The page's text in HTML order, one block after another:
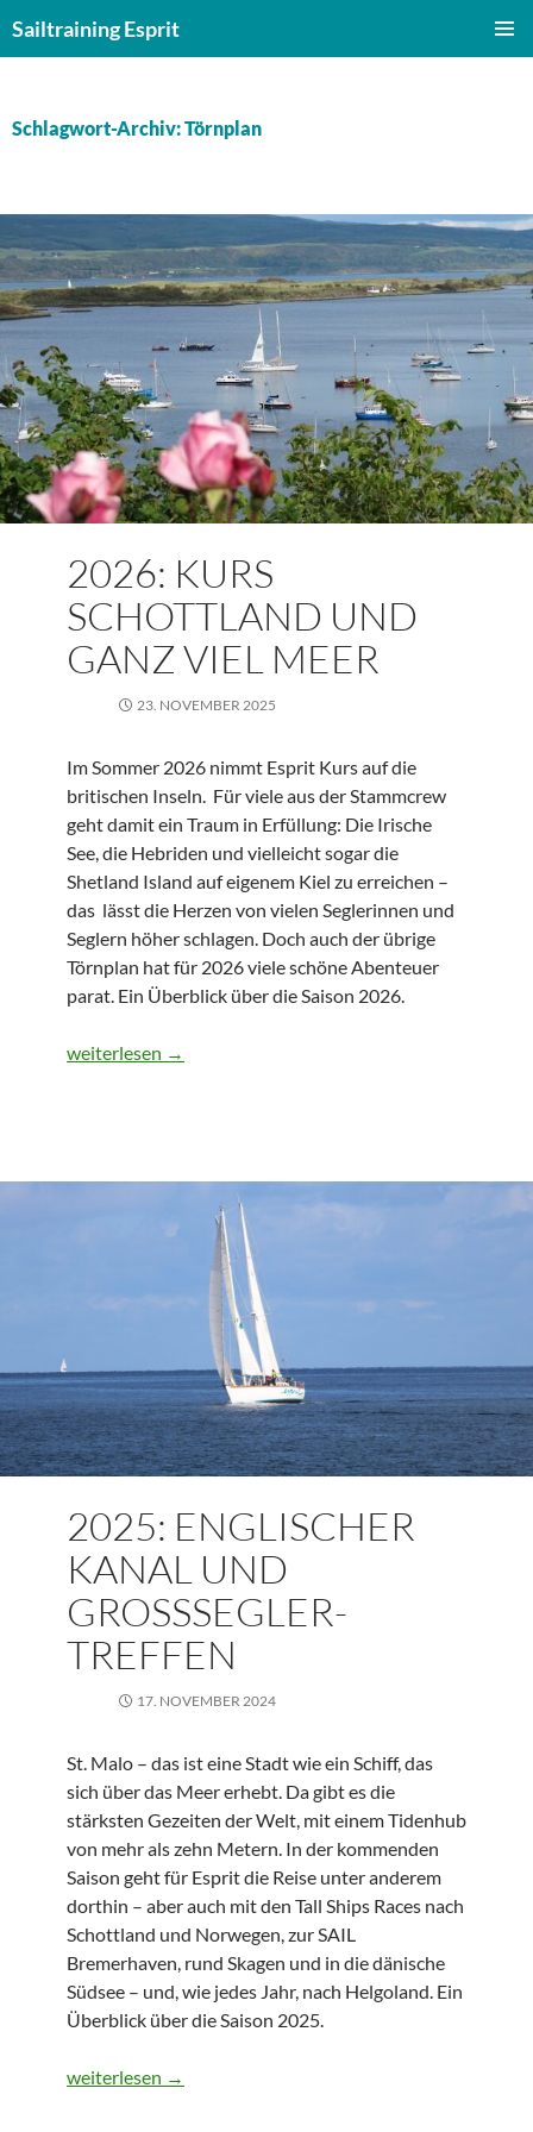
Inhalt
Sailtraining Esprit
Schlagwort-Archiv: Törnplan
2026: KURS
SCHOTTLAND UND
GANZ VIEL MEER
23. NOVEMBER 2025
Im Sommer 2026 nimmt Esprit Kurs auf die
britischen Inseln. Für viele aus der Stammcrew
geht damit ein Traum in Erfüllung: Die Irische
See, die Hebriden und vielleicht sogar die
Shetland Island auf eigenem Kiel zu erreichen –
das lässt die Herzen von vielen Seglerinnen und
Seglern höher schlagen. Doch auch der übrige
Törnplan hat für 2026 viele schöne Abenteuer
parat. Ein Überblick über die Saison 2026.
2026: Kurs Schottland und ganz viel Meer
weiterlesen →
2025: ENGLISCHER
KANAL UND
GROSSSEGLER-T
REFFEN
17. NOVEMBER 2024
St. Malo – das ist eine Stadt wie ein Schiff, das
sich über das Meer erhebt. Da gibt es die
stärksten Gezeiten der Welt, mit einem Tidenhub
von mehr als zehn Metern. In der kommenden
Saison geht für Esprit die Reise unter anderem
dorthin – aber auch mit den Tall Ships Races nach
Schottland und Norwegen, zur SAIL
Bremerhaven, rund Skagen und in die dänische
Südsee – und, wie jedes Jahr, nach Helgoland. Ein
Überblick über die Saison 2025.
2025: Englischer Kanal und Großsegler-Treffen
weiterlesen →